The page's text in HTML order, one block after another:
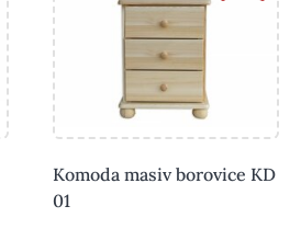
Komoda masiv borovice KD
01